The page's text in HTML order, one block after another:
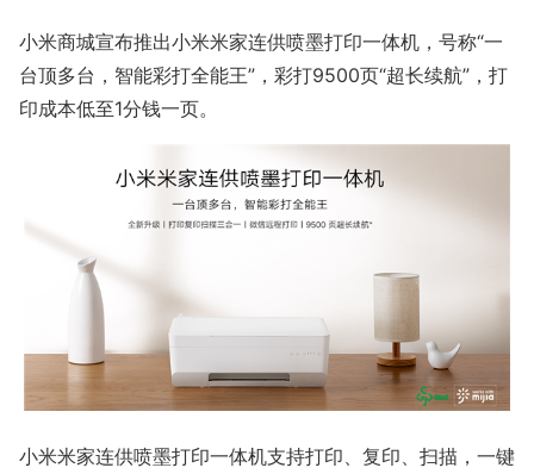
小米商城宣布推出小米米家连供喷墨打印一体机，号称“一
台顶多台，智能彩打全能王”，彩打9500页“超长续航”，打
印成本低至1分钱一页。
小米米家连供喷墨打印一体机支持打印、复印、扫描，一键